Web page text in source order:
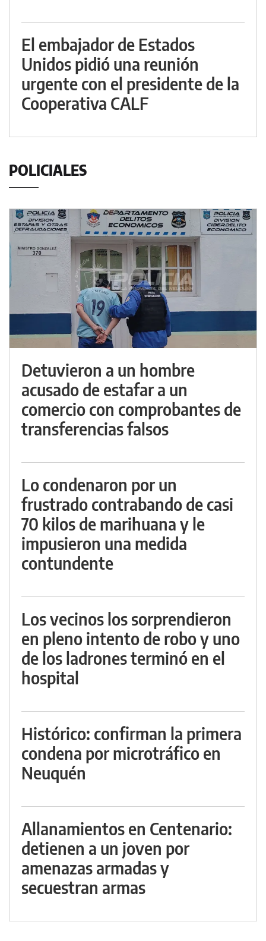
El embajador de Estados
Unidos pidió una reunión
urgente con el presidente de la
Cooperativa CALF
POLICIALES
Detuvieron a un hombre
acusado de estafar a un
comercio con comprobantes de
transferencias falsos
Lo condenaron por un
frustrado contrabando de casi
70 kilos de marihuana y le
impusieron una medida
contundente
Los vecinos los sorprendieron
en pleno intento de robo y uno
de los ladrones terminó en el
hospital
Histórico: confirman la primera
condena por microtráfico en
Neuquén
Allanamientos en Centenario:
detienen a un joven por
amenazas armadas y
secuestran armas